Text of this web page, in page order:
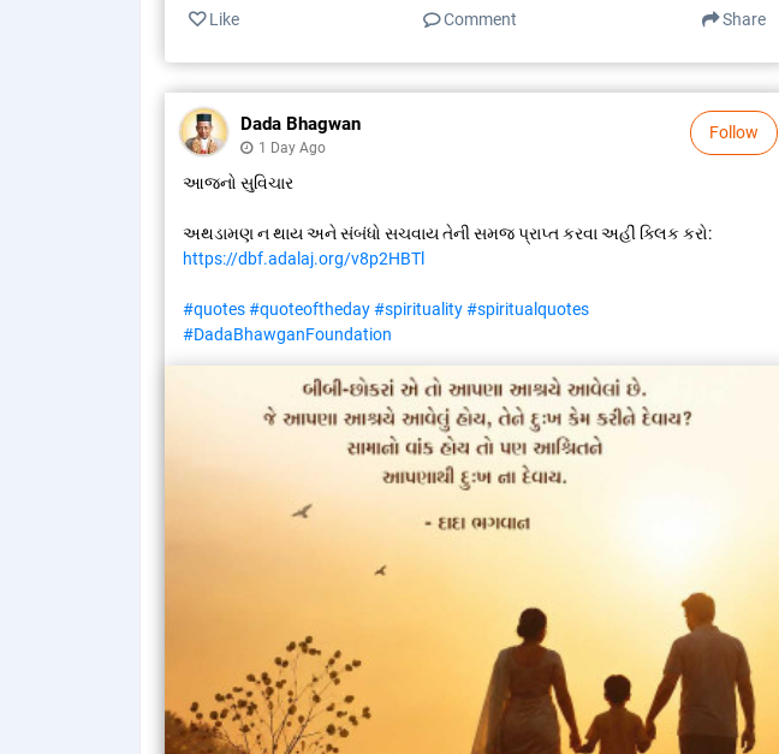
Like Comment Share
Follow
Dada Bhagwan
1 Day Ago
આજનો સુવિચાર
અથડામણ ન થાય અને સંબંધો સચવાય તેની સમજ પ્રાપ્ત કરવા અહીં ક્લિક કરો:
https://dbf.adalaj.org/v8p2HBTl
#quotes #quoteoftheday #spirituality #spiritualquotes
#DadaBhawganFoundation